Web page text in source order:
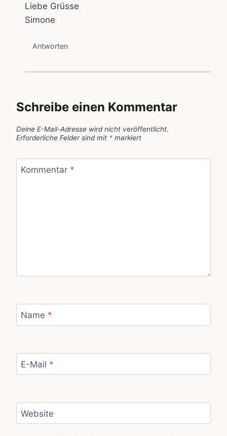
Liebe Grüsse
Simone
Antworten
Schreibe einen Kommentar
Deine E-Mail-Adresse wird nicht veröffentlicht.
Erforderliche Felder sind mit * markiert
Kommentar *
Name *
E-Mail *
Website